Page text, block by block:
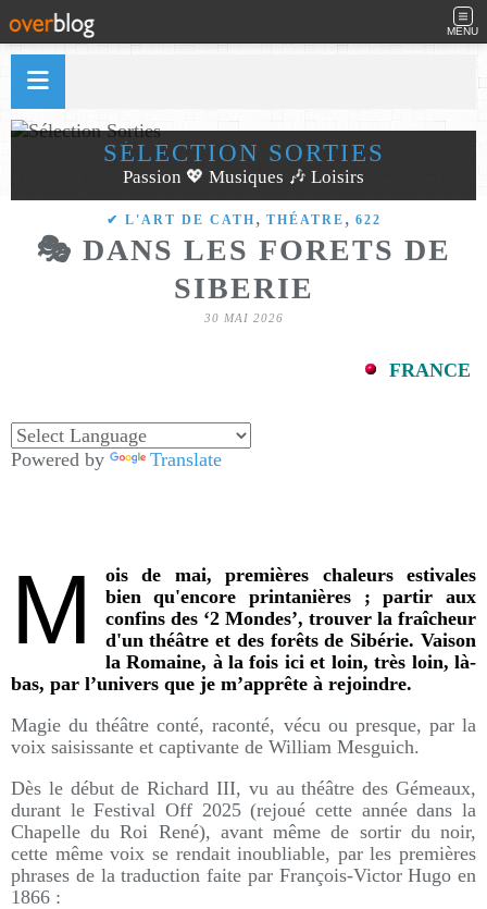
MENU
SÉLECTION SORTIES
Passion 💖 Musiques 🎶 Loisirs
✔ L'ART DE CATH , THÉATRE , 622
🎭 DANS LES FORETS DE
SIBERIE
30 MAI 2026
FRANCE
Powered by Translate
M
ois de mai, premières chaleurs estivales
bien qu'encore printanières ; partir aux
confins des ‘2 Mondes’, trouver la fraîcheur
d'un théâtre et des forêts de Sibérie. Vaison
la Romaine, à la fois ici et loin, très loin, là-
bas, par l’univers que je m’apprête à rejoindre.
Magie du théâtre conté, raconté, vécu ou presque, par la
voix saisissante et captivante de William Mesguich.
Dès le début de Richard III, vu au théâtre des Gémeaux,
durant le Festival Off 2025 (rejoué cette année dans la
Chapelle du Roi René), avant même de sortir du noir,
cette même voix se rendait inoubliable, par les premières
phrases de la traduction faite par François-Victor Hugo en
1866 :